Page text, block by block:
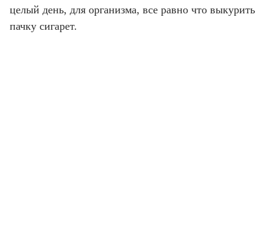
целый день, для организма, все равно что выкурить
пачку сигарет.